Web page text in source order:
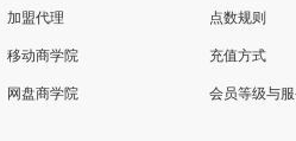
加盟代理
移动商学院
网盘商学院
点数规则
充值方式
会员等级与